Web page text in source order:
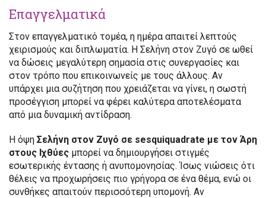
Επαγγελματικά
Στον επαγγελματικό τομέα, η ημέρα απαιτεί λεπτούς
χειρισμούς και διπλωματία. Η Σελήνη στον Ζυγό σε ωθεί
να δώσεις μεγαλύτερη σημασία στις συνεργασίες και
στον τρόπο που επικοινωνείς με τους άλλους. Αν
υπάρχει μια συζήτηση που χρειάζεται να γίνει, η σωστή
προσέγγιση μπορεί να φέρει καλύτερα αποτελέσματα
από μια δυναμική αντίδραση.
Η όψη Σελήνη στον Ζυγό σε sesquiquadrate με τον Άρη
στους Ιχθύες μπορεί να δημιουργήσει στιγμές
εσωτερικής έντασης ή ανυπομονησίας. Ίσως νιώσεις ότι
θέλεις να προχωρήσεις πιο γρήγορα σε ένα θέμα, ενώ οι
συνθήκες απαιτούν περισσότερη υπομονή. Αν